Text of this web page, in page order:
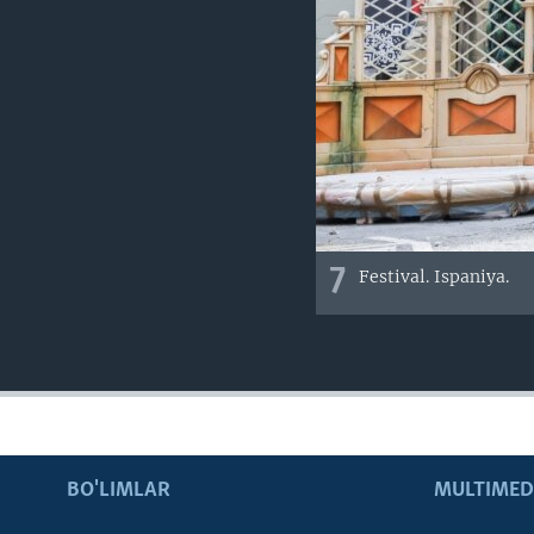
7 Festival. Ispaniya.
BO'LIMLAR